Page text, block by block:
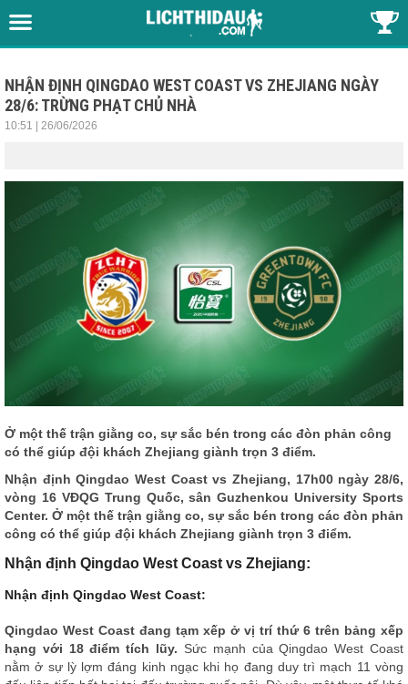
NHẬN ĐỊNH QINGDAO WEST COAST VS ZHEJIANG NGÀY
28/6: TRỪNG PHẠT CHỦ NHÀ
10:51 | 26/06/2026
Ở một thế trận giằng co, sự sắc bén trong các đòn phản công
có thể giúp đội khách Zhejiang giành trọn 3 điểm.
Nhận định Qingdao West Coast vs Zhejiang, 17h00 ngày 28/6,
vòng 16 VĐQG Trung Quốc, sân Guzhenkou University Sports
Center. Ở một thế trận giằng co, sự sắc bén trong các đòn phản
công có thể giúp đội khách Zhejiang giành trọn 3 điểm.
Nhận định Qingdao West Coast vs Zhejiang:
Nhận định Qingdao West Coast:
Qingdao West Coast đang tạm xếp ở vị trí thứ 6 trên bảng xếp
hạng với 18 điểm tích lũy. Sức mạnh của Qingdao West Coast
nằm ở sự lỳ lợm đáng kinh ngạc khi họ đang duy trì mạch 11 vòng